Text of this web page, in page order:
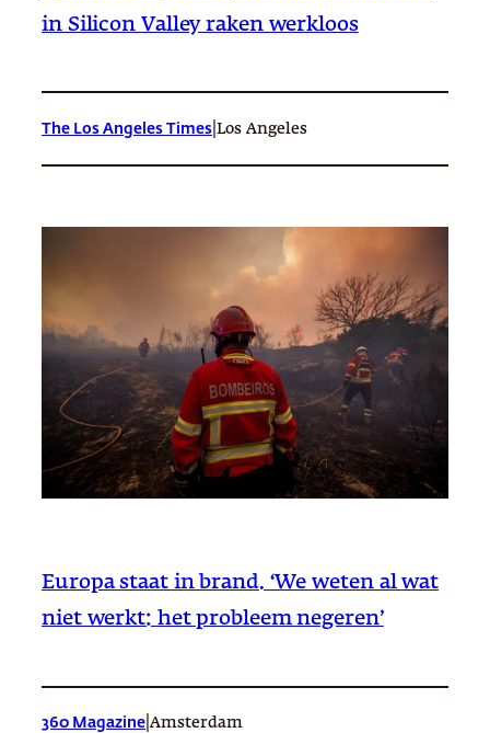
in Silicon Valley raken werkloos
The Los Angeles Times Los Angeles
Europa staat in brand. ‘We weten al wat
niet werkt: het probleem negeren’
360 Magazine Amsterdam